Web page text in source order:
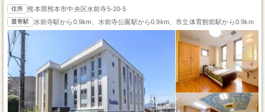
住所 熊本県熊本市中央区水前寺5-20-5
最寄駅 水前寺駅から0.9km、水前寺公園駅から0.9km、市立体育館前駅から0.9km